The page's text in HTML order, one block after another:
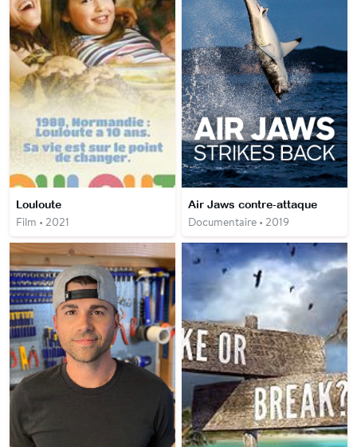
Louloute
Film • 2021
Air Jaws contre-attaque
Documentaire • 2019